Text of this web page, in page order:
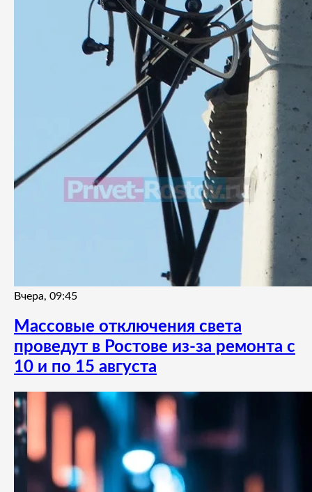
Вчера, 09:45
Массовые отключения света
проведут в Ростове из-за ремонта с
10 и по 15 августа